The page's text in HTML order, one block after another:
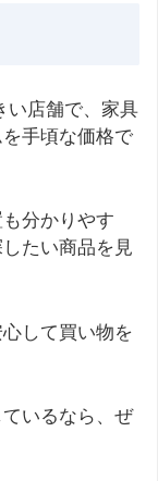
い店舗で、家具
手頃な価格で
分かりやす
たい商品を見
して買い物を
いるなら、ぜ